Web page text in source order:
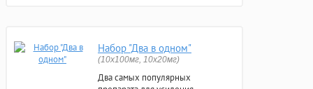
Набор "Два в одном"
(10x100мг, 10x20мг)
Два самых популярных